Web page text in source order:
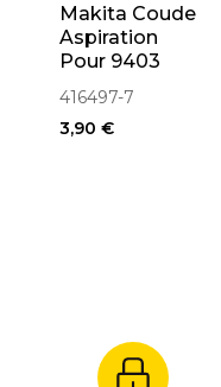
Makita Coude
Aspiration
Pour 9403
(416497-7)
416497-7
3,90 €